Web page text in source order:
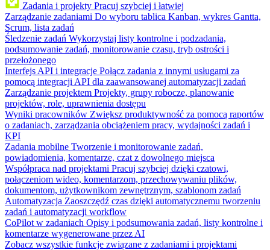
Zadania i projekty Pracuj szybciej i łatwiej
Zarządzanie zadaniami Do wyboru tablica Kanban, wykres Gantta,
Scrum, lista zadań
Śledzenie zadań Wykorzystaj listy kontrolne i podzadania,
podsumowanie zadań, monitorowanie czasu, tryb ostrości i
przełożonego
Interfejs API i integracje Połącz zadania z innymi usługami za
pomocą integracji API dla zaawansowanej automatyzacji zadań
Zarządzanie projektem Projekty, grupy robocze, planowanie
projektów, role, uprawnienia dostępu
Wyniki pracowników Zwiększ produktywność za pomocą raportów
o zadaniach, zarządzania obciążeniem pracy, wydajności zadań i
KPI
Zadania mobilne Tworzenie i monitorowanie zadań,
powiadomienia, komentarze, czat z dowolnego miejsca
Współpraca nad projektami Pracuj szybciej dzięki czatowi,
połączeniom wideo, komentarzom, przechowywaniu plików,
dokumentom, użytkownikom zewnętrznym, szablonom zadań
Automatyzacja Zaoszczędź czas dzięki automatycznemu tworzeniu
zadań i automatyzacji workflow
CoPilot w zadaniach Opisy i podsumowania zadań, listy kontrolne i
komentarze wygenerowane przez AI
Zobacz wszystkie funkcje związane z zadaniami i projektami